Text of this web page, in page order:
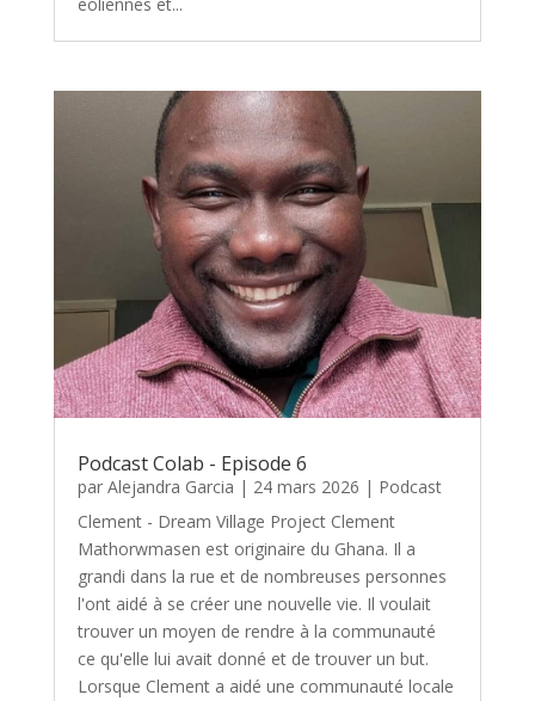
Podcast Colab - Episode 6
par Alejandra Garcia | 24 mars 2026 | Podcast
Clement - Dream Village Project Clement
Mathorwmasen est originaire du Ghana. Il a
grandi dans la rue et de nombreuses personnes
l'ont aidé à se créer une nouvelle vie. Il voulait
trouver un moyen de rendre à la communauté
ce qu'elle lui avait donné et de trouver un but.
Lorsque Clement a aidé une communauté locale